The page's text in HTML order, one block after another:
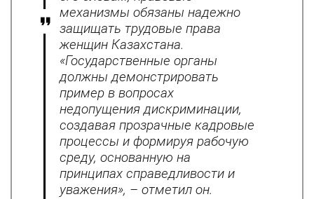
механизмы обязаны надежно
защищать трудовые права
женщин Казахстана.
«Государственные органы
должны демонстрировать
пример в вопросах
недопущения дискриминации,
создавая прозрачные кадровые
процессы и формируя рабочую
среду, основанную на
принципах справедливости и
уважения», – отметил он.